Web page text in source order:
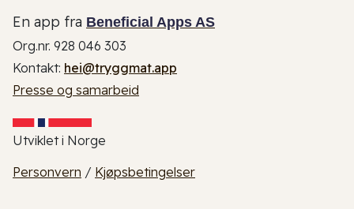
En app fra Beneficial Apps AS
Org.nr. 928 046 303
Kontakt: hei@tryggmat.app
Presse og samarbeid
Utviklet i Norge
Personvern / Kjøpsbetingelser